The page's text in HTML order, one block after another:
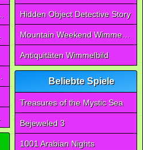
Hidden Object Detective Story
Mountain Weekend Wimmelbild
Antiquitäten Wimmelbild
Beliebte Spiele
Treasures of the Mystic Sea
Bejeweled 3
1001 Arabian Nights